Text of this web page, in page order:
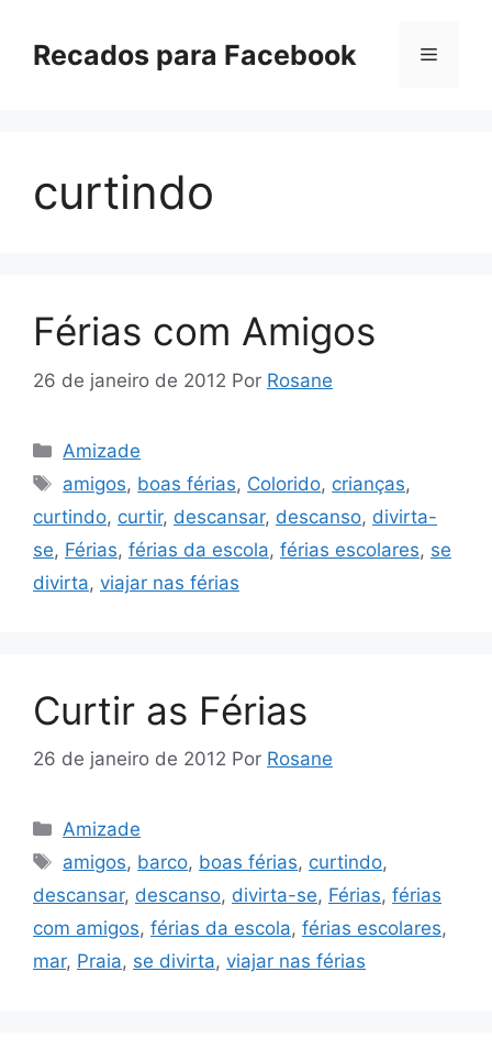
paraRecados para Facebook Menu
curtindo
Férias com Amigos
26 de janeiro de 2012 Por Rosane
Categorias
Amizade
Tags
amigos, boas férias, Colorido, crianças,
curtindo, curtir, descansar, descanso, divirta-
se, Férias, férias da escola, férias escolares, se
divirta, viajar nas férias
Curtir as Férias
26 de janeiro de 2012 Por Rosane
Categorias
Amizade
Tags
amigos, barco, boas férias, curtindo,
descansar, descanso, divirta-se, Férias, férias
com amigos, férias da escola, férias escolares,
mar, Praia, se divirta, viajar nas férias